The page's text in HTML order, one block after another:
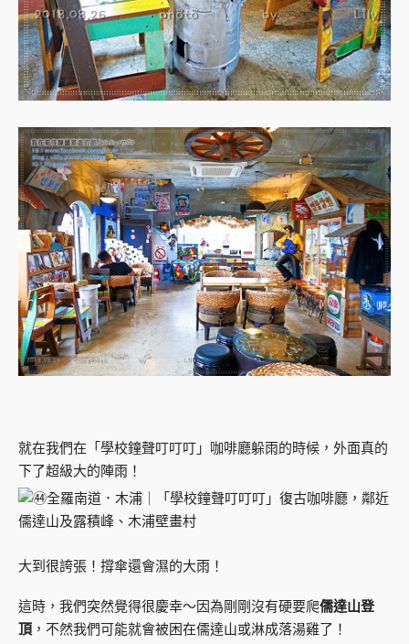
就在我們在「學校鐘聲叮叮叮」咖啡廳躲雨的時候，外面真的
下了超級大的陣雨！
大到很誇張！撐傘還會濕的大雨！
這時，我們突然覺得很慶幸～因為剛剛沒有硬要爬儒達山登
頂 ，不然我們可能就會被困在儒達山或淋成落湯雞了！